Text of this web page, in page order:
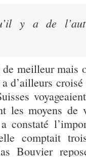
y a de
meilleur mais
d’ailleurs croisé
les moyens de
constaté
comptait
Bouvier